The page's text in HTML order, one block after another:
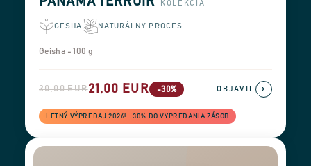
KOLEKCIA
GESHA NATURÁLNY PROCES
Geisha - 100 g
30,00 EUR21,00 EUR -30%
LETNÝ VÝPREDAJ 2026! −30% DO VYPREDANIA ZÁSOB
OBJAVTE ›